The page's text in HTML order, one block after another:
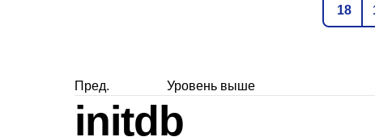
18
Пред.
Уровень выше
initdb